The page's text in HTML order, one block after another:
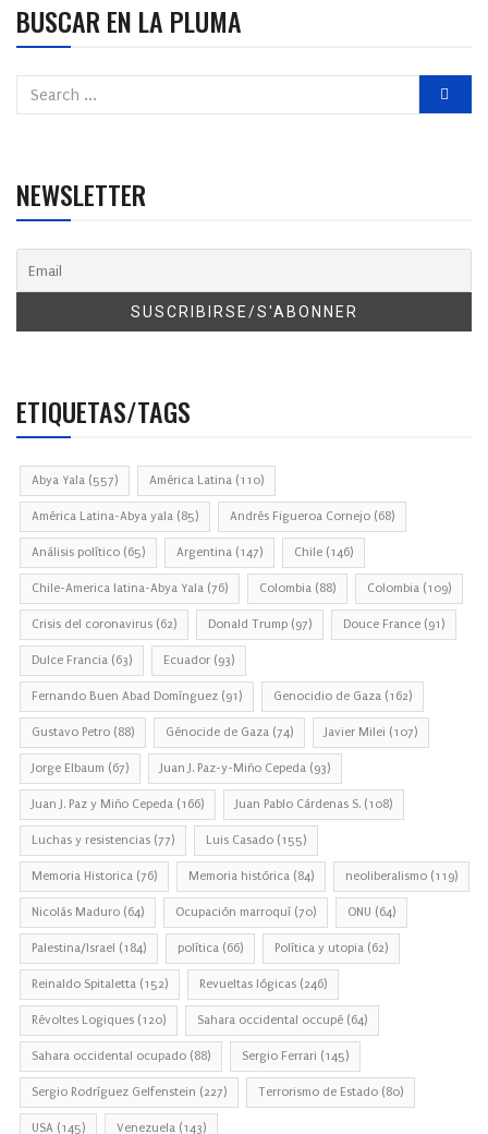
BUSCAR EN LA PLUMA
NEWSLETTER
ETIQUETAS/TAGS
Abya Yala (557) América Latina (110)
América Latina-Abya yala (85) Andrés Figueroa Cornejo (68)
Análisis político (65) Argentina (147) Chile (146)
Chile-America latina-Abya Yala (76) Colombia (88) Colombia (109)
Crisis del coronavirus (62) Donald Trump (97) Douce France (91)
Dulce Francia (63) Ecuador (93)
Fernando Buen Abad Domínguez (91) Genocidio de Gaza (162)
Gustavo Petro (88) Génocide de Gaza (74) Javier Milei (107)
Jorge Elbaum (67) Juan J. Paz-y-Miño Cepeda (93)
Juan J. Paz y Miño Cepeda (166) Juan Pablo Cárdenas S. (108)
Luchas y resistencias (77) Luis Casado (155)
Memoria Historica (76) Memoria histórica (84) neoliberalismo (119)
Nicolás Maduro (64) Ocupación marroquí (70) ONU (64)
Palestina/Israel (184) política (66) Política y utopia (62)
Reinaldo Spitaletta (152) Revueltas lógicas (246)
Révoltes Logiques (120) Sahara occidental occupé (64)
Sahara occidental ocupado (88) Sergio Ferrari (145)
Sergio Rodríguez Gelfenstein (227) Terrorismo de Estado (80)
USA (145) Venezuela (143)